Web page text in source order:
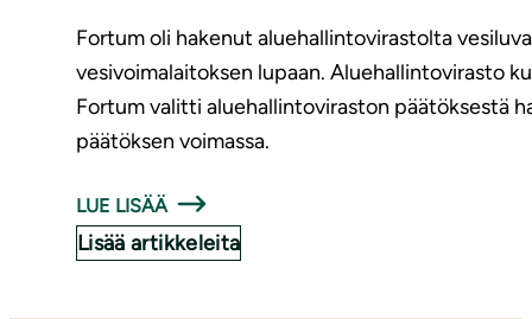
Fortum oli hakenut aluehallintovirastolta
vesivoimalaitoksen lupaan. Aluehallintovirasto
Fortum valitti aluehallintoviraston päätöksestä
päätöksen voimassa.
LUE LISÄÄ
Lisää artikkeleita